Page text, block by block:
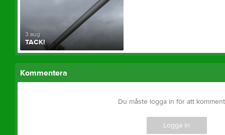
3 aug
TACK!
Kommentera
Du måste logga in för att
Logga in